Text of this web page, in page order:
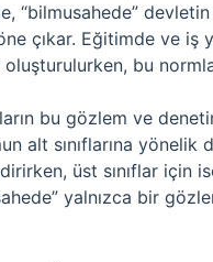
“bilmusahede”
çıkar. Eğitimde ve iş
bu
bu gözlem ve
alt sınıflarına yönelik
üst sınıflar için
yalnızca bir